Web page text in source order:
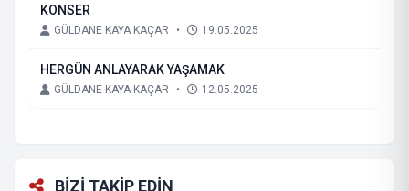
KONSER
GÜLDANE KAYA KAÇAR • 19.05.2025
HERGÜN ANLAYARAK YAŞAMAK
GÜLDANE KAYA KAÇAR • 12.05.2025
BİZİ TAKİP EDİN